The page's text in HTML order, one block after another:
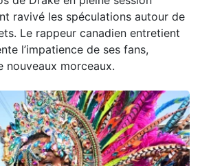
ravivé les spéculations autour de
Le rappeur canadien entretient
l’impatience de ses fans,
nouveaux morceaux.